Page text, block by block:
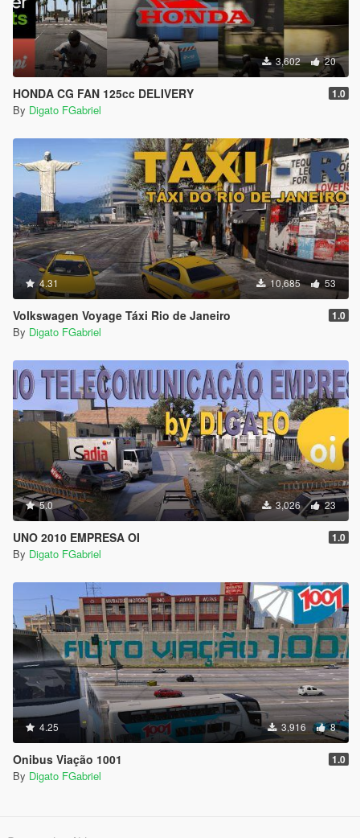
3,602 20
HONDA CG FAN 125cc DELIVERY 1.0
By Digato FGabriel
4.31 10,685 53
Volkswagen Voyage Táxi Rio de Janeiro 1.0
By Digato FGabriel
5.0 3,026 23
UNO 2010 EMPRESA OI 1.0
By Digato FGabriel
4.25 3,916 8
Onibus Viação 1001 1.0
By Digato FGabriel